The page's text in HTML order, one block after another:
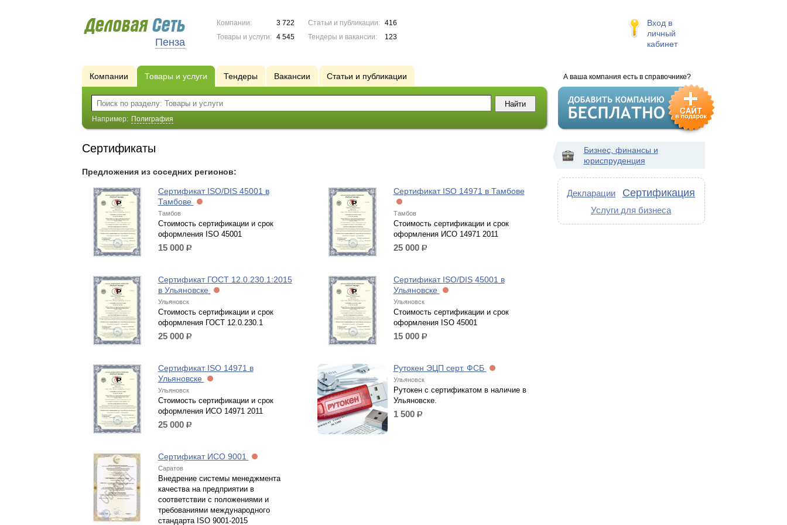
Пенза
Компании:
3 722
Товары и услуги:
4 545
Статьи и публикации:
416
Тендеры и вакансии:
123
Вход в
личный
кабинет
А ваша компания есть в справочнике?
Компании Товары и услуги Тендеры Вакансии Статьи и публикации
Например: Полиграфия
Сертификаты
Предложения из соседних регионов:
Сертификат ISO/DIS 45001 в
Тамбове
Тамбов
Стоимость сертификации и срок
оформления ISO 45001
15 000 р.
Сертификат ISO 14971 в Тамбове
Тамбов
Стоимость сертификации и срок
оформления ИСО 14971 2011
25 000 р.
Сертификат ГОСТ 12.0.230.1:2015
в Ульяновске
Ульяновск
Стоимость сертификации и срок
оформления ГОСТ 12.0.230.1
25 000 р.
Сертификат ISO/DIS 45001 в
Ульяновске
Ульяновск
Стоимость сертификации и срок
оформления ISO 45001
15 000 р.
Сертификат ISO 14971 в
Ульяновске
Ульяновск
Стоимость сертификации и срок
оформления ИСО 14971 2011
25 000 р.
Рутокен ЭЦП серт. ФСБ
Ульяновск
Рутокен с сертификатом в наличие в
Ульяновске.
1 500 р.
Сертификат ИСО 9001
Саратов
Внедрение системы менеджмента
качества на предприятии в
соответствии с положениями и
требованиями международного
стандарта ISO 9001-2015
Бизнес, финансы и
юриспруденция
Декларации Сертификация
Услуги для бизнеса